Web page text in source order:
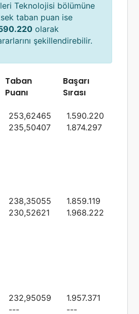
Teknolojisi bölümüne
taban puan ise
olarak
şekillendirebilir.
Taban
Puanı
Başarı
Sırası
253,62465
235,50407
1.590.220
1.874.297
238,35055
230,52621
1.859.119
1.968.222
232,95059
---
1.957.371
---